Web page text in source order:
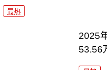
最热
2025
53.56